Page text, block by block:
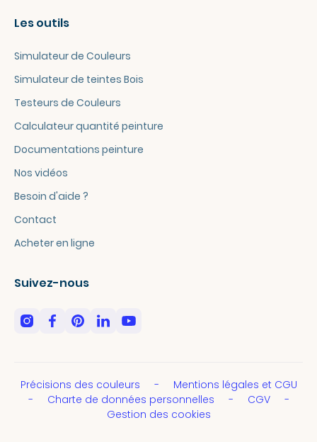
Les outils
Simulateur de Couleurs
Simulateur de teintes Bois
Testeurs de Couleurs
Calculateur quantité peinture
Documentations peinture
Nos vidéos
Besoin d'aide ?
Contact
Acheter en ligne
Suivez-nous
Précisions des couleurs
Mentions légales et CGU
Charte de données personnelles
CGV
Gestion des cookies